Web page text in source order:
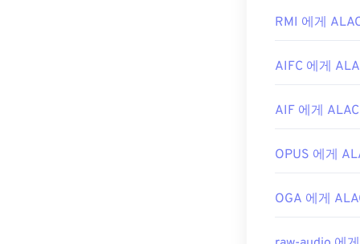
RMI 에게
AIFC 에게
AIF 에게 ALAC
OPUS 에게
OGA 에게